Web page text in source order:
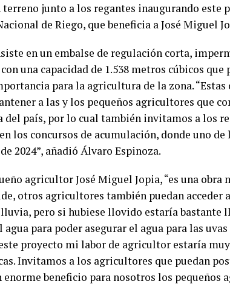
terreno junto a los regantes inaugurando este
de Riego, que beneficia a José Miguel
en un embalse de regulación corta,
una capacidad de 1.538 metros cúbicos
para la agricultura de la zona. “Estas
a las y los pequeños agricultores que
país, por lo cual también invitamos a los
los concursos de acumulación, donde uno
2024”, añadió Álvaro Espinoza.
agricultor José Miguel Jopia, “es una obra
otros agricultores también puedan acceder
pero si hubiese llovido estaría bastante
agua para poder asegurar el agua para las
proyecto mi labor de agricultor estaría
Invitamos a los agricultores que puedan
beneficio para nosotros los pequeños